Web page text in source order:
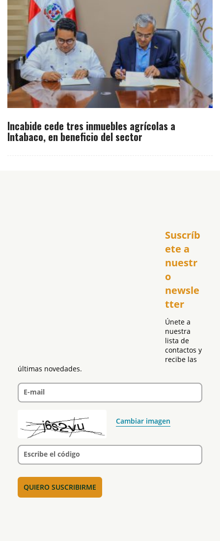
Incabide cede tres inmuebles agrícolas a
Intabaco, en beneficio del sector
Suscríb
ete a
nuestr
o
newsle
tter
Únete a
nuestra
lista de
contactos y
recibe las
últimas novedades.
E-mail
Cambiar imagen
Escribe el código